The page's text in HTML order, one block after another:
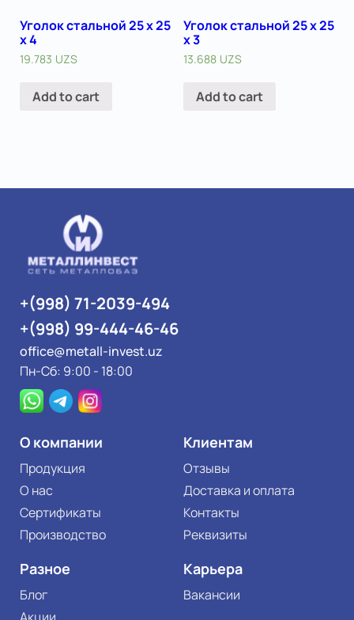
Уголок стальной 25 х 25
x 4
19.783 UZS
Add to cart
Уголок стальной 25 х 25
x 3
13.688 UZS
Add to cart
О компании
Продукция
О нас
Сертификаты
Производство
Клиентам
Отзывы
Доставка и оплата
Контакты
Реквизиты
Разное
Блог
Карьера
Вакансии
+(998) 71-2039-494
+(998) 99-444-46-46
office@metall-invest.uz
Пн-Сб: 9:00 - 18:00